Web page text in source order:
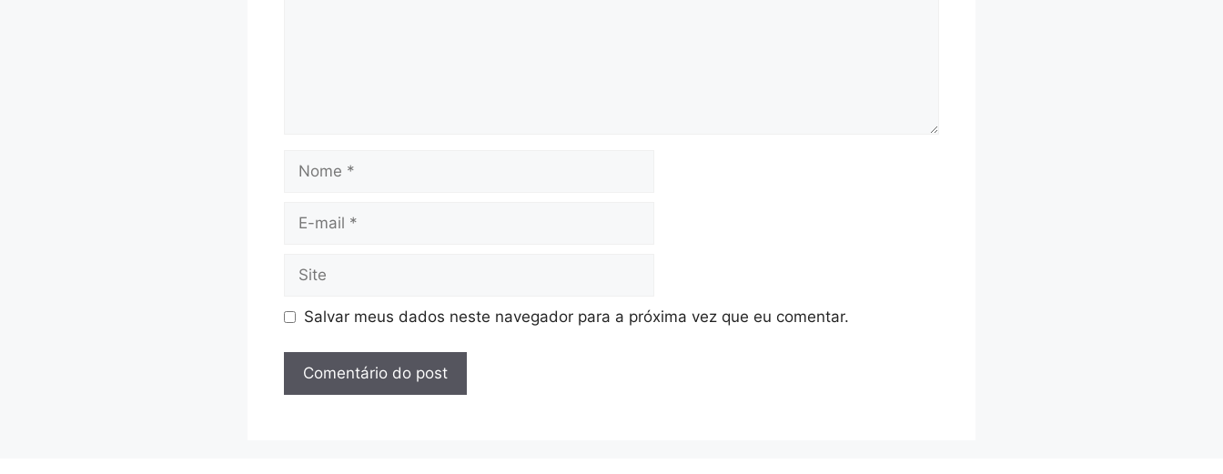
Nome
Site
Salvar meus dados neste navegador para a próxima vez que eu comentar.